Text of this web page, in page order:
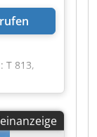
T 813,
MPV
2015
ca.